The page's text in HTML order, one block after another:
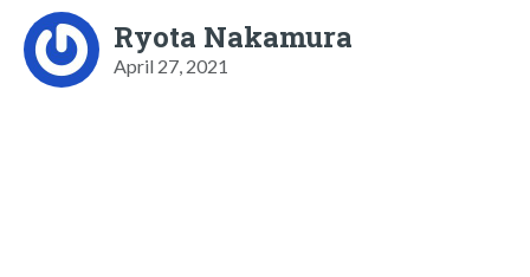
Ryota Nakamura
April 27, 2021